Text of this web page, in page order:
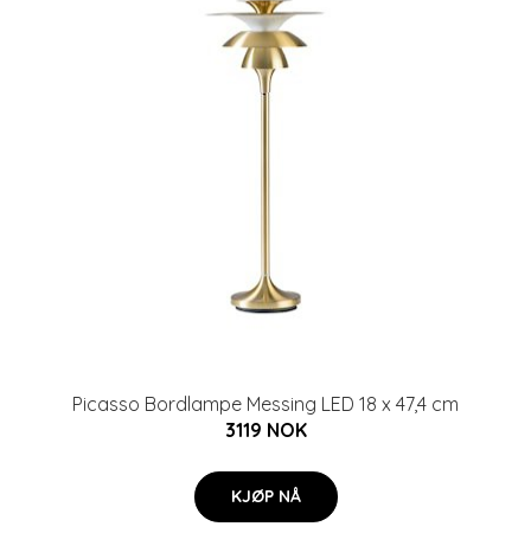
Picasso Bordlampe Messing LED 18 x 47,4 cm
3119 NOK
KJØP NÅ